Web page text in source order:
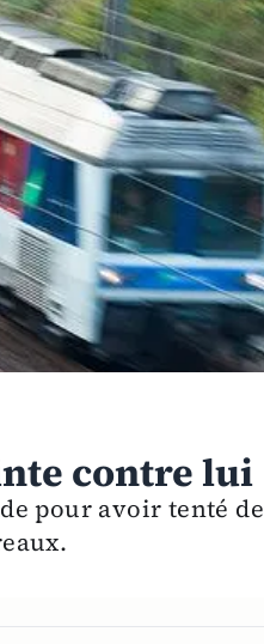
contre lui
pour avoir tenté de